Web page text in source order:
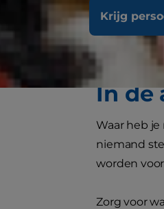
Krijg
maakt je
woont of
maken
In de
Waar heb
niemand
worden
Zorg voor